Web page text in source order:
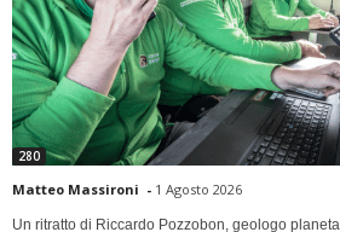
280
Matteo Massironi - 1 Agosto 2026
Un ritratto di Riccardo Pozzobon, geologo